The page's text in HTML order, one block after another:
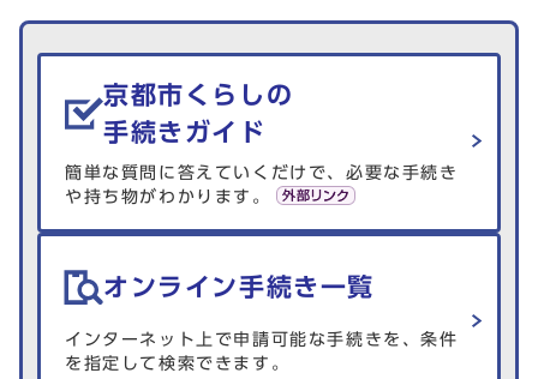
生活情報を探す
京都市くらしの
手続きガイド
簡単な質問に答えていくだけで、必要な手続き
や持ち物がわかります。
オンライン手続き一覧
インターネット上で申請可能な手続きを、条件
を指定して検索できます。